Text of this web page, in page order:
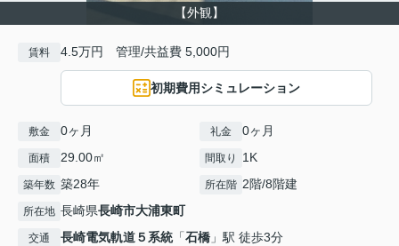
【外観】
賃料 4.5万円 管理/共益費 5,000円
初期費用シミュレーション
敷金 0ヶ月 礼金 0ヶ月
面積 29.00㎡ 間取り 1K
築年数 築28年 所在階 2階/8階建
所在地 長崎県長崎市大浦東町
交通 長崎電気軌道５系統「石橋 」駅 徒歩3分